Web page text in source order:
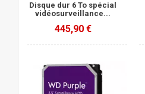
Disque dur 6 To spécial
vidéosurveillance...
445,90 €